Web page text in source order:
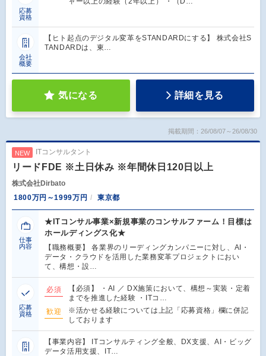
応募
資格
会社
概要
【ヒト起点のデジタル変革をSTANDARDにする】 株式会社S
TANDARDは、東…
気になる 詳細を見る
掲載期間：26/08/07～26/08/30
NEW ITコンサルタント
リードFDE ※土日休み ※年間休日120日以上
株式会社Dirbato
1800万円～1999万円
東京都
仕事
内容
★ITコンサル事業×新規事業のコンサルファーム！目標は
ホールディングス化★
【職務概要】 各業界のリーディングカンパニーに対し、AI・
データ・クラウドを活用した業務変革プロジェクトにおい
て、構想・設…
応募
資格
必須
【必須】 ・AI ／ DX施策において、構想～実装・定着
までを推進した経験 ・ITコ…
歓迎
※活かせる経験については上記「応募資格」欄に併記
しております
【事業内容】 ITコンサルティング全般、DX支援、AI・ビッグ
データ活用支援、IT…